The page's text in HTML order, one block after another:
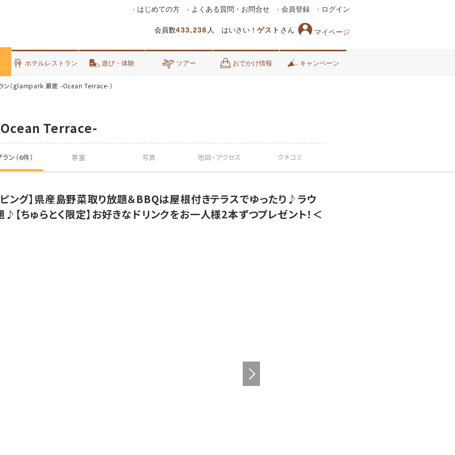
会員数433,238 人 はいさい！ ゲスト さん マイページ
はじめての方 よくある質問・お問合せ 会員登録 ログイン
ホテルレストラン 遊び・体験 ツアー おでかけ情報 キャンペーン
ン（glampark 瀬底 -Ocean Terrace-）
Terrace-
ン（6件） 客室 写真 地図・ アクセス クチコミ
ング】県産島野菜取り放題＆BBQは屋根付きテラスでゆったり♪ラウ
【ちゅらとく限定】お好きなドリンクをお一人様2本ずつプレゼント！＜